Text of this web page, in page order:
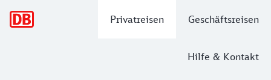
Privatreisen Geschäftsreisen
Hilfe & Kontakt